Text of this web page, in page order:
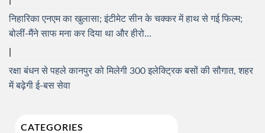
निहारिका एनएम का खुलासा; इंटीमेट सीन के चक्कर में हाथ से गई फिल्म;
बोलीं-मैंने साफ मना कर दिया था और हीरो…
रक्षा बंधन से पहले कानपुर को मिलेगी 300 इलेक्ट्रिक बसों की सौगात, शहर
में बढ़ेगी ई-बस सेवा
CATEGORIES